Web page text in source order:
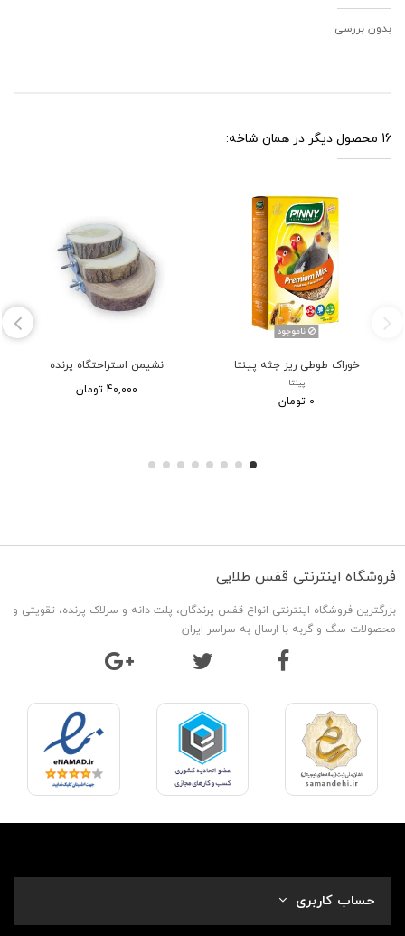
بدون بررسی
16 محصول دیگر در همان شاخه:
ناموجود
خوراک طوطی ریز جثه پینتا
پینتا
0 تومان
نشیمن استراحتگاه پرنده
40,000 تومان
فروشگاه اینترنتی قفس طلایی
بزرگترین فروشگاه اینترنتی انواع قفس پرندگان، پلت دانه و سرلاک پرنده، تقویتی و
محصولات سگ و گربه با ارسال به سراسر ایران
حساب کاربری